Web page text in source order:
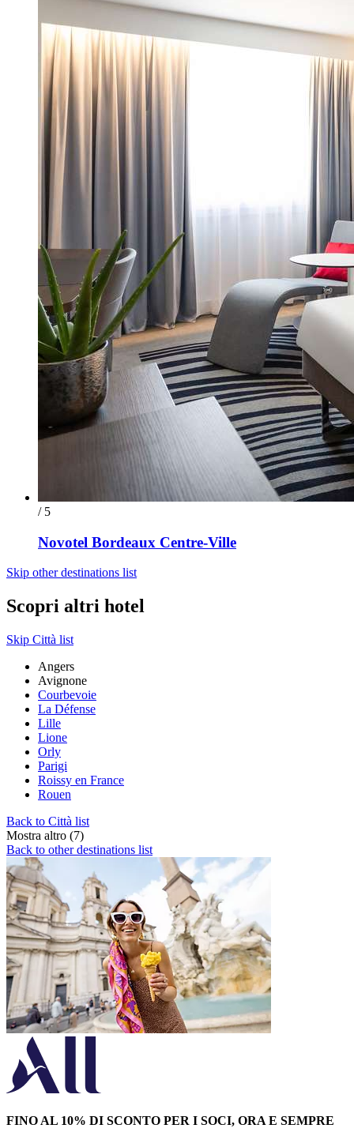
/ 5
Novotel Bordeaux Centre-Ville
Skip other destinations list
Scopri altri hotel
Skip Città list
Angers
Avignone
Courbevoie
La Défense
Lille
Lione
Orly
Parigi
Roissy en France
Rouen
Back to Città list
Mostra altro (7)
Back to other destinations list
FINO AL 10% DI SCONTO PER I SOCI, ORA E SEMPRE